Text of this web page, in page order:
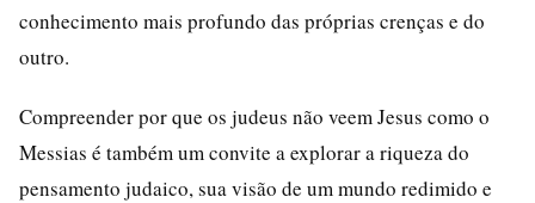
conhecimento mais profundo das próprias crenças e do
outro.
Compreender por que os judeus não veem Jesus como o
Messias é também um convite a explorar a riqueza do
pensamento judaico, sua visão de um mundo redimido e